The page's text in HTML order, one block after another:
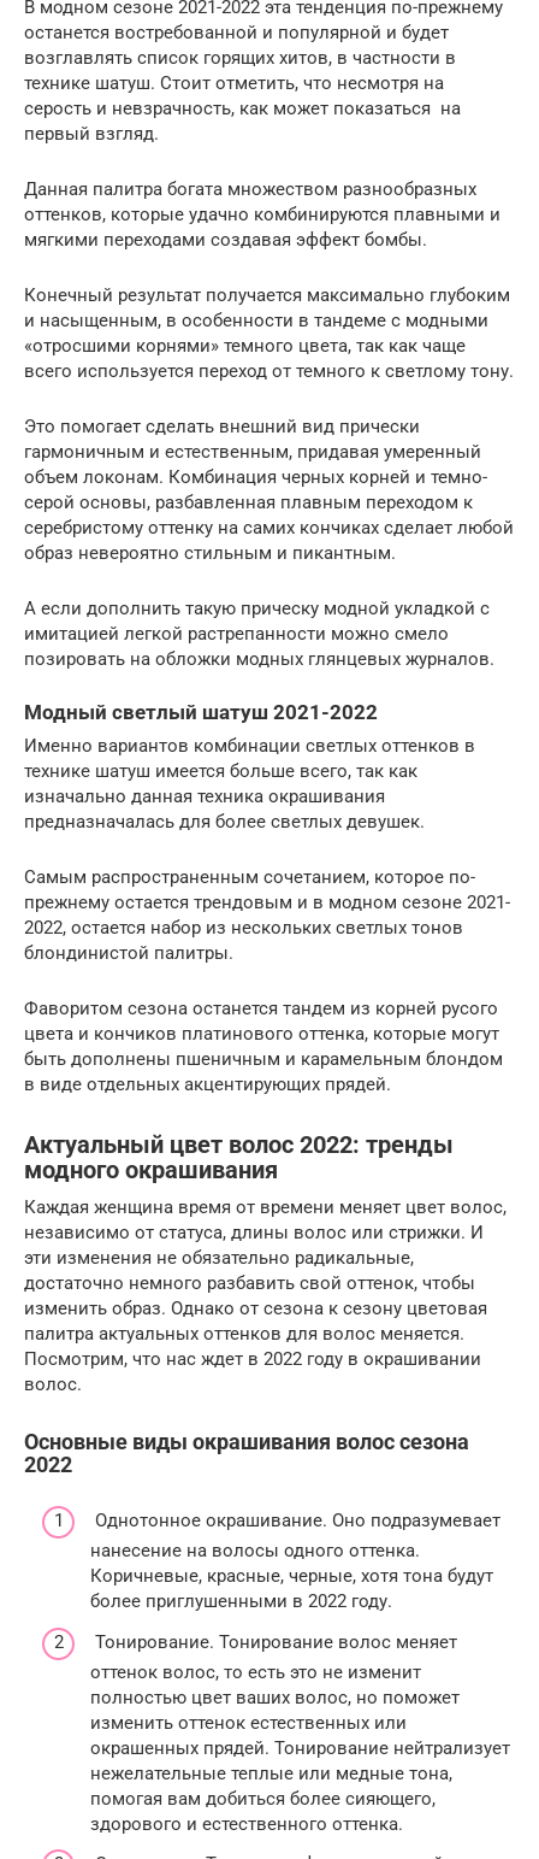
В модном сезоне 2021-2022 эта тенденция по-прежнему
останется востребованной и популярной и будет
возглавлять список горящих хитов, в частности в
технике шатуш. Стоит отметить, что несмотря на
серость и невзрачность, как может показаться на
первый взгляд.
Данная палитра богата множеством разнообразных
оттенков, которые удачно комбинируются плавными и
мягкими переходами создавая эффект бомбы.
Конечный результат получается максимально глубоким
и насыщенным, в особенности в тандеме с модными
«отросшими корнями» темного цвета, так как чаще
всего используется переход от темного к светлому тону.
Это помогает сделать внешний вид прически
гармоничным и естественным, придавая умеренный
объем локонам. Комбинация черных корней и темно-
серой основы, разбавленная плавным переходом к
серебристому оттенку на самих кончиках сделает любой
образ невероятно стильным и пикантным.
А если дополнить такую прическу модной укладкой с
имитацией легкой растрепанности можно смело
позировать на обложки модных глянцевых журналов.
Модный светлый шатуш 2021-2022
Именно вариантов комбинации светлых оттенков в
технике шатуш имеется больше всего, так как
изначально данная техника окрашивания
предназначалась для более светлых девушек.
Самым распространенным сочетанием, которое по-
прежнему остается трендовым и в модном сезоне 2021-
2022, остается набор из нескольких светлых тонов
блондинистой палитры.
Фаворитом сезона останется тандем из корней русого
цвета и кончиков платинового оттенка, которые могут
быть дополнены пшеничным и карамельным блондом
в виде отдельных акцентирующих прядей.
Актуальный цвет волос 2022: тренды
модного окрашивания
Каждая женщина время от времени меняет цвет волос,
независимо от статуса, длины волос или стрижки. И
эти изменения не обязательно радикальные,
достаточно немного разбавить свой оттенок, чтобы
изменить образ. Однако от сезона к сезону цветовая
палитра актуальных оттенков для волос меняется.
Посмотрим, что нас ждет в 2022 году в окрашивании
волос.
Основные виды окрашивания волос сезона
2022
Однотонное окрашивание. Оно подразумевает
нанесение на волосы одного оттенка.
Коричневые, красные, черные, хотя тона будут
более приглушенными в 2022 году.
Тонирование. Тонирование волос меняет
оттенок волос, то есть это не изменит
полностью цвет ваших волос, но поможет
изменить оттенок естественных или
окрашенных прядей. Тонирование нейтрализует
нежелательные теплые или медные тона,
помогая вам добиться более сияющего,
здорового и естественного оттенка.